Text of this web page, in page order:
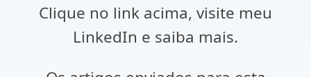
Clique no link acima, visite meu
LinkedIn e saiba mais.